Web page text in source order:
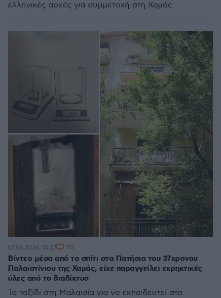
ελληνικές αρχές για συμμετοχή στη Χαμάς
Βίντεο μέσα από το σπίτι στα Πατήσια του 37χρονου
Παλαιστίνιου της Χαμάς, είχε παραγγείλει εκρηκτικές
ύλες από το διαδίκτυο
Το ταξίδι στη Μαλαισία για να εκπαιδευτεί στα
07.06.2026, 15:27 113